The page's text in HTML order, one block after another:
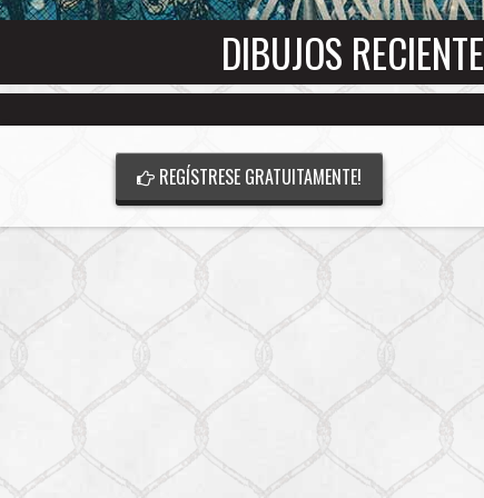
DIBUJOS
REGÍSTRESE GRATUITAMENTE!